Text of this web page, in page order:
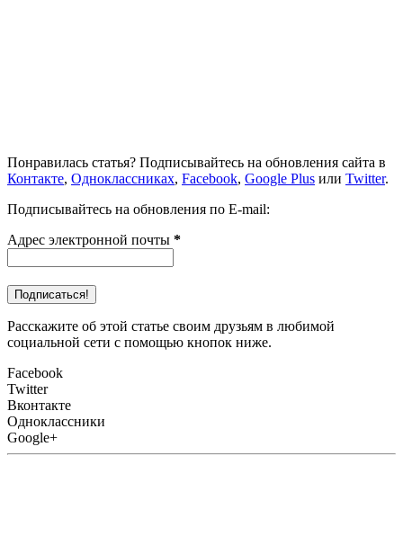
Понравилась статья? Подписывайтесь на обновления сайта в
Контакте, Одноклассниках, Facebook, Google Plus или Twitter.
Подписывайтесь на обновления по E-mail:
Адрес электронной почты *
Расскажите об этой статье своим друзьям в любимой
социальной сети с помощью кнопок ниже.
Facebook
Twitter
Вконтакте
Одноклассники
Google+